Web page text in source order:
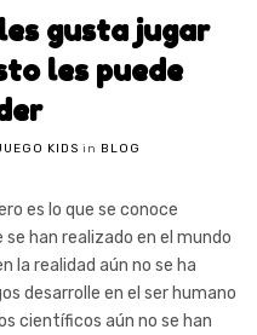
gusta jugar
les puede
KIDS in BLOG
es lo que se conoce
han realizado en el mundo
la realidad aún no se ha
desarrolle en el ser humano
científicos aún no se han